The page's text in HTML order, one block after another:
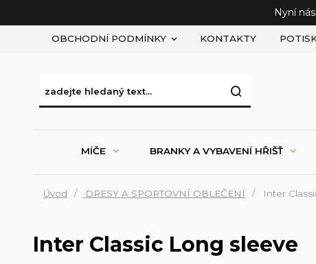
Nyní
OBCHODNÍ PODMÍNKY KONTAKTY
MÍČE BRANKY A VYBAVENÍ HŘIŠŤ
Úvod DRESY A SPORTOVNÍ OBLEČENÍ Inter
Inter Classic Long sleeve